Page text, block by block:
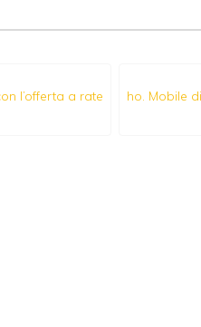
l’offerta a rate
ho. Mobile